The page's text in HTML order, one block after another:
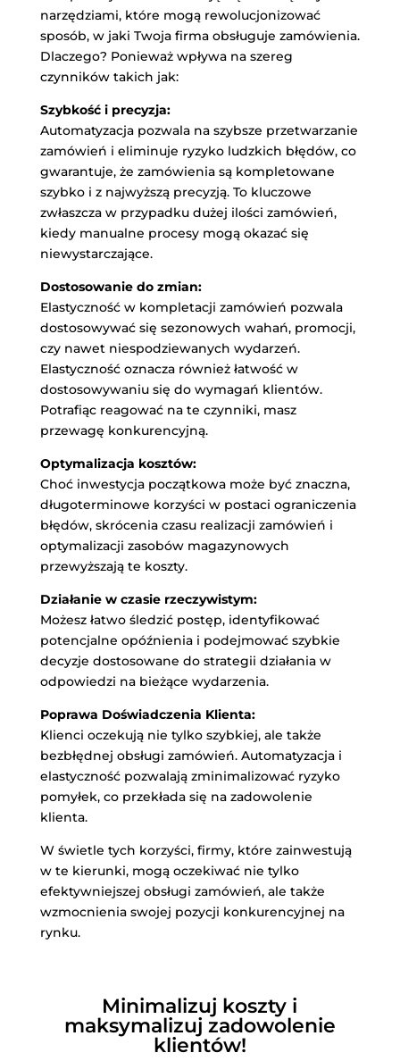
narzędziami, które mogą rewolucjonizować
sposób, w jaki Twoja firma obsługuje zamówienia.
Dlaczego? Ponieważ wpływa na szereg
czynników takich jak:
Szybkość i precyzja:
Automatyzacja pozwala na szybsze przetwarzanie
zamówień i eliminuje ryzyko ludzkich błędów, co
gwarantuje, że zamówienia są kompletowane
szybko i z najwyższą precyzją. To kluczowe
zwłaszcza w przypadku dużej ilości zamówień,
kiedy manualne procesy mogą okazać się
niewystarczające.
Dostosowanie do zmian:
Elastyczność w kompletacji zamówień pozwala
dostosowywać się sezonowych wahań, promocji,
czy nawet niespodziewanych wydarzeń.
Elastyczność oznacza również łatwość w
dostosowywaniu się do wymagań klientów.
Potrafiąc reagować na te czynniki, masz
przewagę konkurencyjną.
Optymalizacja kosztów:
Choć inwestycja początkowa może być znaczna,
długoterminowe korzyści w postaci ograniczenia
błędów, skrócenia czasu realizacji zamówień i
optymalizacji zasobów magazynowych
przewyższają te koszty.
Działanie w czasie rzeczywistym:
Możesz łatwo śledzić postęp, identyfikować
potencjalne opóźnienia i podejmować szybkie
decyzje dostosowane do strategii działania w
odpowiedzi na bieżące wydarzenia.
Poprawa Doświadczenia Klienta:
Klienci oczekują nie tylko szybkiej, ale także
bezbłędnej obsługi zamówień. Automatyzacja i
elastyczność pozwalają zminimalizować ryzyko
pomyłek, co przekłada się na zadowolenie
klienta.
W świetle tych korzyści, firmy, które zainwestują
w te kierunki, mogą oczekiwać nie tylko
efektywniejszej obsługi zamówień, ale także
wzmocnienia swojej pozycji konkurencyjnej na
rynku.
Minimalizuj koszty i
maksymalizuj zadowolenie
klientów!